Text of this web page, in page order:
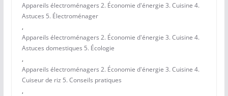
Appareils électroménagers 2. Économie d'énergie 3. Cuisine 4.
Astuces 5. Électroménager
,
Appareils électroménagers 2. Économie d'énergie 3. Cuisine 4.
Astuces domestiques 5. Écologie
,
Appareils électroménagers 2. Économie d'énergie 3. Cuisine 4.
Cuiseur de riz 5. Conseils pratiques
,